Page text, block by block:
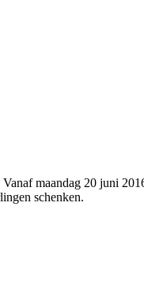
maandag 20 juni
schenken.